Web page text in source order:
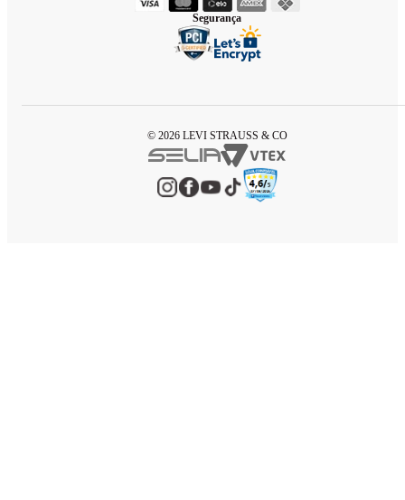
Segurança
© 2026 LEVI STRAUSS & CO